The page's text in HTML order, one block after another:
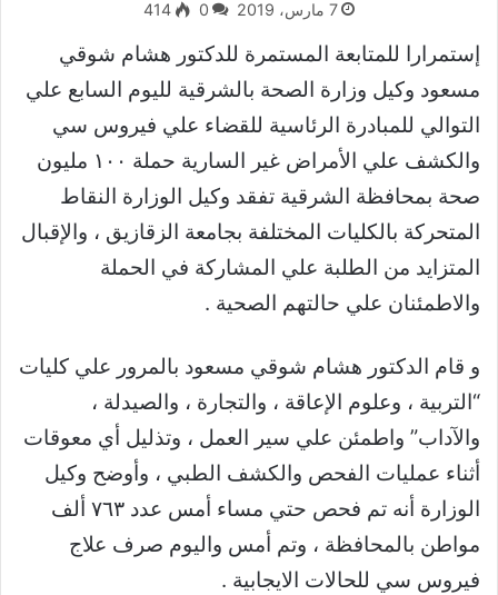
7 مارس، 2019 0
414
إستمرارا للمتابعة المستمرة للدكتور هشام شوقي
مسعود وكيل وزارة الصحة بالشرقية لليوم السابع علي
التوالي للمبادرة الرئاسية للقضاء علي فيروس سي
والكشف علي الأمراض غير السارية حملة ١٠٠ مليون
صحة بمحافظة الشرقية تفقد وكيل الوزارة النقاط
المتحركة بالكليات المختلفة بجامعة الزقازيق ، والإقبال
المتزايد من الطلبة علي المشاركة في الحملة
والاطمئنان علي حالتهم الصحية .
و قام الدكتور هشام شوقي مسعود بالمرور علي كليات
“التربية ، وعلوم الإعاقة ، والتجارة ، والصيدلة ،
والآداب” واطمئن علي سير العمل ، وتذليل أي معوقات
أثناء عمليات الفحص والكشف الطبي ، وأوضح وكيل
الوزارة أنه تم فحص حتي مساء أمس عدد ٧٦٣ ألف
مواطن بالمحافظة ، وتم أمس واليوم صرف علاج
فيروس سي للحالات الايجابية .